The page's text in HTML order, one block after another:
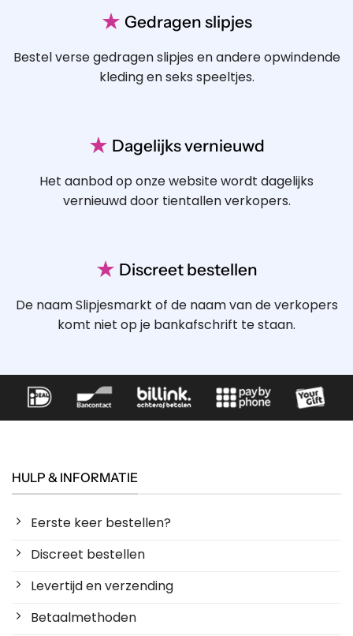
★ Gedragen slipjes
Bestel verse gedragen slipjes en andere opwindende
kleding en seks speeltjes.
★ Dagelijks vernieuwd
Het aanbod op onze website wordt dagelijks
vernieuwd door tientallen verkopers.
★ Discreet bestellen
De naam Slipjesmarkt of de naam van de verkopers
komt niet op je bankafschrift te staan.
HULP & INFORMATIE
Eerste keer bestellen?
Discreet bestellen
Levertijd en verzending
Betaalmethoden